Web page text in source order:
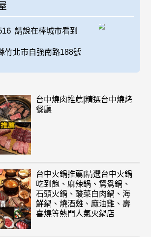
請說在棒城市看到
竹北市自強南路188號
台中燒肉推薦|精選台中燒烤
餐廳
台中火鍋推薦|精選台中火鍋
吃到飽、麻辣鍋、鴛鴦鍋、
石頭火鍋、酸菜白肉鍋、海
鮮鍋、燒酒雞、麻油雞、壽
喜燒等熱門人氣火鍋店